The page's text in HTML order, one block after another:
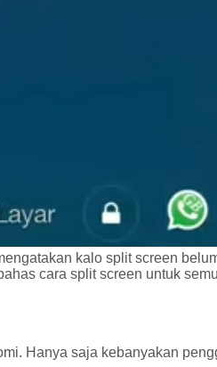
kalo split screen
cara split screen untuk
Hanya saja kebanyakan